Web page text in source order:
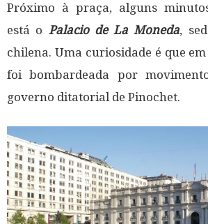
Próximo à praça, alguns
está o Palacio de La Moneda,
chilena. Uma curiosidade é que
foi bombardeada por
governo ditatorial de Pinochet.